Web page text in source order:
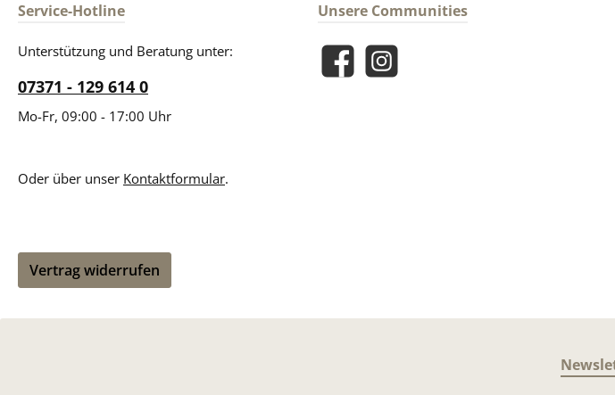
Service-Hotline
Unterstützung und Beratung unter:
07371 - 129 614 0
Mo-Fr, 09:00 - 17:00 Uhr
Oder über unser Kontaktformular.
Vertrag widerrufen
Unsere Communities
FacebookInstagram